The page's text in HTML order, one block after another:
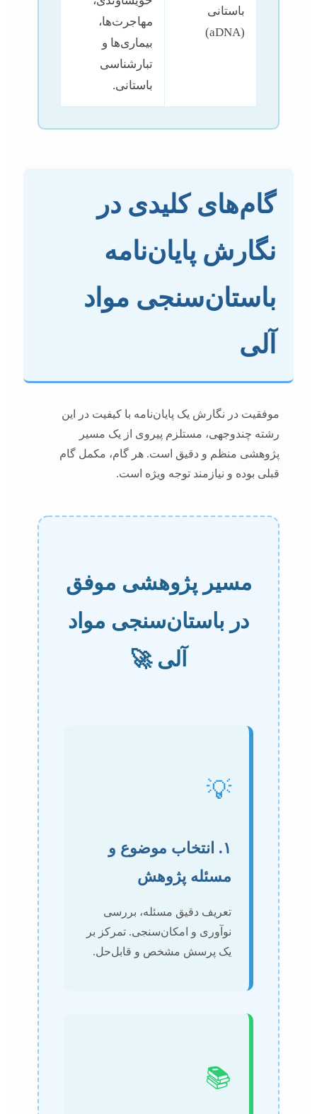
باستانی
(aDNA)
مهاجرت‌ها،
بیماری‌ها و
تبارشناسی
باستانی.
گام‌های کلیدی در
نگارش پایان‌نامه
باستان‌سنجی مواد
آلی
موفقیت در نگارش یک پایان‌نامه با کیفیت در این
رشته چندوجهی، مستلزم پیروی از یک مسیر
پژوهشی منظم و دقیق است. هر گام، مکمل گام
قبلی بوده و نیازمند توجه ویژه است.
مسیر پژوهشی موفق
در باستان‌سنجی مواد
آلی 🚀
💡
۱. انتخاب موضوع و
مسئله پژوهش
تعریف دقیق مسئله، بررسی
نوآوری و امکان‌سنجی. تمرکز بر
یک پرسش مشخص و قابل‌حل.
📚